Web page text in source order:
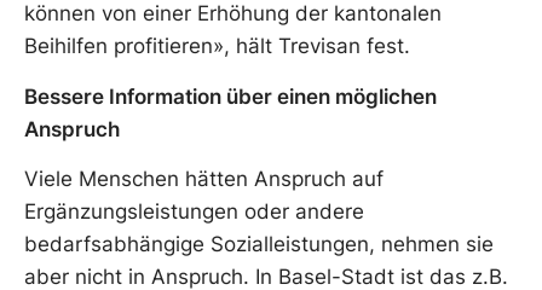
können von einer Erhöhung der kantonalen
Beihilfen profitieren», hält Trevisan fest.
Bessere Information über einen möglichen
Anspruch
Viele Menschen hätten Anspruch auf
Ergänzungsleistungen oder andere
bedarfsabhängige Sozialleistungen, nehmen sie
aber nicht in Anspruch. In Basel-Stadt ist das z.B.